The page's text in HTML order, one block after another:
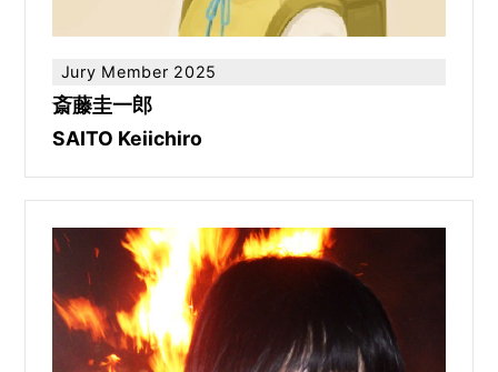
Jury Member 2025
斎藤圭一郎
SAITO Keiichiro